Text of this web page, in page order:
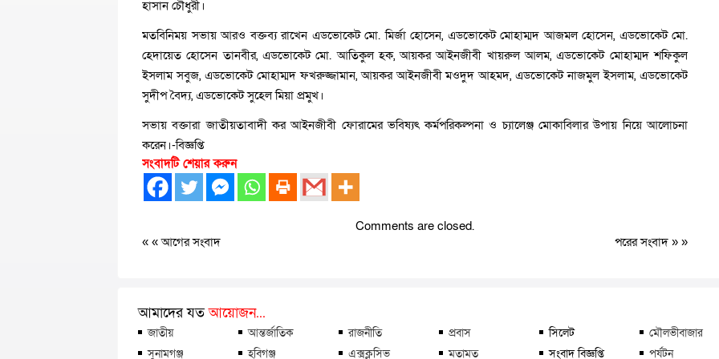
হাসান চৌধুরী।
মতবিনিময় সভায় আরও বক্তব্য রাখেন এডভোকেট মো. মির্জা হোসেন, এডভোকেট মোহাম্মদ আজমল হোসেন, এডভোকেট মো.
হেদায়েত হোসেন তানবীর, এডভোকেট মো. আতিকুল হক, আয়কর আইনজীবী খায়রুল আলম, এডভোকেট মোহাম্মদ শফিকুল
ইসলাম সবুজ, এডভোকেট মোহাম্মদ ফখরুজ্জামান, আয়কর আইনজীবী মওদুদ আহমদ, এডভোকেট নাজমুল ইসলাম, এডভোকেট
সুদীপ বৈদ্য, এডভোকেট সুহেল মিয়া প্রমুখ।
সভায় বক্তারা জাতীয়তাবাদী কর আইনজীবী ফোরামের ভবিষ্যৎ কর্মপরিকল্পনা ও চ্যালেঞ্জ মোকাবিলার উপায় নিয়ে আলোচনা
করেন।-বিজ্ঞপ্তি
সংবাদটি শেয়ার করুন
Comments are closed.
« «আগের সংবাদ পরের সংবাদ » »
আমাদের যতআয়োজন...
জাতীয় আন্তর্জাতিক রাজনীতি প্রবাস সিলেট
মৌলভীবাজার
সুনামগঞ্জ
হবিগঞ্জ এক্সক্লুসিভ মতামত সংবাদ বিজ্ঞপ্তি পর্যটন